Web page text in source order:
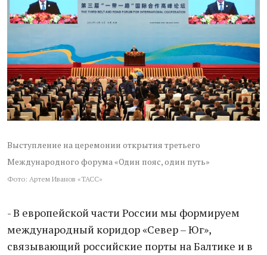
Выступление на церемонии открытия третьего
Международного форума «Один пояс, один путь»
Фото: Артем Иванов «ТАСС»
- В европейской части России мы формируем
международный коридор «Север – Юг»,
связывающий российские порты на Балтике и в